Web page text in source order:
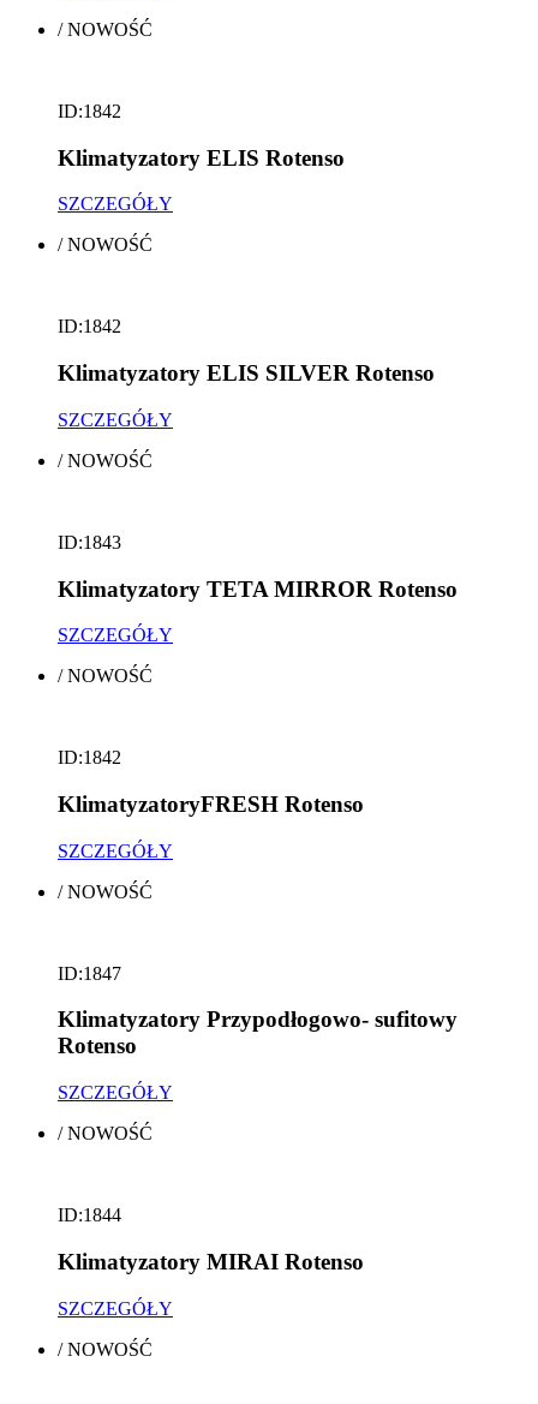
/NOWOŚĆ
ID:1842
Klimatyzatory ELIS Rotenso
SZCZEGÓŁY
/NOWOŚĆ
ID:1842
Klimatyzatory ELIS SILVER Rotenso
SZCZEGÓŁY
/NOWOŚĆ
ID:1843
Klimatyzatory TETA MIRROR Rotenso
SZCZEGÓŁY
/NOWOŚĆ
ID:1842
KlimatyzatoryFRESH Rotenso
SZCZEGÓŁY
/NOWOŚĆ
ID:1847
Klimatyzatory Przypodłogowo- sufitowy
Rotenso
SZCZEGÓŁY
/NOWOŚĆ
ID:1844
Klimatyzatory MIRAI Rotenso
SZCZEGÓŁY
/NOWOŚĆ